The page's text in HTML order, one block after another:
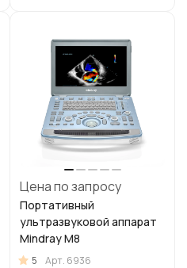
Цена по запросу
Портативный
ультразвуковой аппарат
Mindray M8
5 Арт. 6936